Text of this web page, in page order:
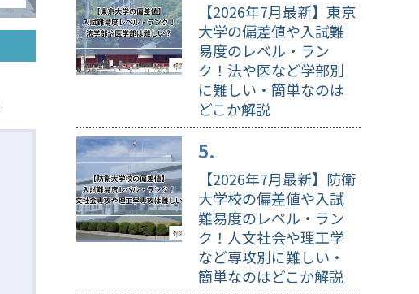
【2026年7月最新】東京
大学の偏差値や入試難
易度のレベル・ラン
ク！法や医など学部別
に難しい・簡単なのは
どこか解説
【2026年7月最新】防衛
大学校の偏差値や入試
難易度のレベル・ラン
ク！人文社会や理工学
など専攻別に難しい・
簡単なのはどこか解説